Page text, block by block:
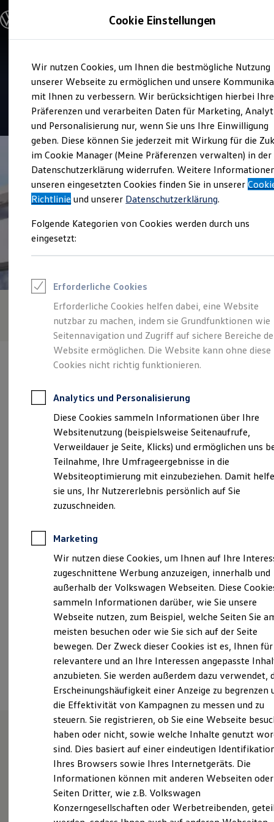
Hauptinhalt
springen
Footer
springen
Modelle und Konfigurator
Modelle vergleichen
Elektroautos
ENERGY Sondermodelle
Nutzfahrzeuge
SUV und CUV
Familienautos
Kombis
Kompaktwagen
Sportwagen
Schnell verfügbare Fahrzeuge
Angebote und Produkte
Aktuelle Angebote
E-Auto-Förderung
Volkswagen Marktplatz
Junge Gebrauchtwagen und Gebrauchtwagen
Volkswagen Zertifizierte Gebrauchtwagen
Zubehör- und Serviceangebote
Leasing
Leasing-Angebote
Gebrauchtwagen Leasing
Junge Gebrauchtwagen-Leasing
Elektroauto Leasing
Kleinwagen-Leasing
Leasing ohne Anzahlung
Finanzierung
Kfz-Versicherung
Restschuldversicherungen
Garantien
Wartungsverträge
Geschäftskunden
Professional Class bei Volkswagen
Großkunden
Behörden
Direktkunden
Sonderfahrzeuge
Anpfiff zum Gewinn
Elektroautos
ID. Tutorials
Elektrofahrzeugkonzepte
Reichweite
Reichweite der ID. Modelle
Reichweite im Winter
Laden
Laden unterwegs
Laden Zuhause
Ladestationen finden
Ladezeitensimulator
Batterie
Sicherheit
Garantie und Lebensdauer
Nachhaltigkeit
Technologie
Kosten und Kauf
Verbrauchskosten
Kaufoptionen
E-Auto-Förderung
Software und Konnektivität
ID. Software Versionen und Updates
Digitale Extras
Schnittstellen zu Ihrem ID.
Service
Autohaus Evers
4.7| 103 Bewertungen
Verantwortlich für die Inhalte auf dieser Seite ist die Autohaus
Evers GmbH & Co. KG (Impressum & Rechtliches)
Bei der Lohmühle 6, 23554 Lübeck
info@autohaus-evers.de
Montag
Sonntag
Geschlossen
Ansprechpartner
Herzlich willkommen im
Autohaus Evers!
Erfahren Sie hier, wer wir sind, wie Sie uns erreichen
Cookie Einstellungen
Wir nutzen Cookies, um Ihnen die bestmögliche Nutzung
unserer Webseite zu ermöglichen und unsere
mit Ihnen zu verbessern. Wir berücksichtigen hierbei Ihre
Präferenzen und verarbeiten Daten für Marketing,
und Personalisierung nur, wenn Sie uns Ihre Einwilligung
geben. Diese können Sie jederzeit mit Wirkung für die
im Cookie Manager (Meine Präferenzen verwalten) in der
Datenschutzerklärung widerrufen. Weitere
unseren eingesetzten Cookies finden Sie in unserer
Richtlinie und unserer Datenschutzerklärung.
Folgende Kategorien von Cookies werden durch uns
eingesetzt:
Erforderliche Cookies
Erforderliche Cookies helfen dabei, eine Website
nutzbar zu machen, indem sie Grundfunktionen wie
Seitennavigation und Zugriff auf sichere Bereiche
Website ermöglichen. Die Website kann ohne diese
Cookies nicht richtig funktionieren.
Analytics und Personalisierung
Diese Cookies sammeln Informationen über Ihre
Websitenutzung (beispielsweise Seitenaufrufe,
Verweildauer je Seite, Klicks) und ermöglichen uns
Teilnahme, Ihre Umfrageergebnisse in die
Websiteoptimierung mit einzubeziehen. Damit
sie uns, Ihr Nutzererlebnis persönlich auf Sie
zuzuschneiden.
Marketing
Wir nutzen diese Cookies, um Ihnen auf Ihre
zugeschnittene Werbung anzuzeigen, innerhalb und
außerhalb der Volkswagen Webseiten. Diese
sammeln Informationen darüber, wie Sie unsere
Webseite nutzen, zum Beispiel, welche Seiten Sie
meisten besuchen oder wie Sie sich auf der Seite
bewegen. Der Zweck dieser Cookies ist es, Ihnen für
relevantere und an Ihre Interessen angepasste
anzubieten. Sie werden außerdem dazu verwendet,
Erscheinungshäufigkeit einer Anzeige zu begrenzen
die Effektivität von Kampagnen zu messen und zu
steuern. Sie registrieren, ob Sie eine Webseite
haben oder nicht, sowie welche Inhalte genutzt
sind. Dies basiert auf einer eindeutigen
Ihres Browsers sowie Ihres Internetgeräts. Die
Informationen können mit anderen Webseiten oder
Seiten Dritter, wie z.B. Volkswagen
Konzerngesellschaften oder Werbetreibenden,